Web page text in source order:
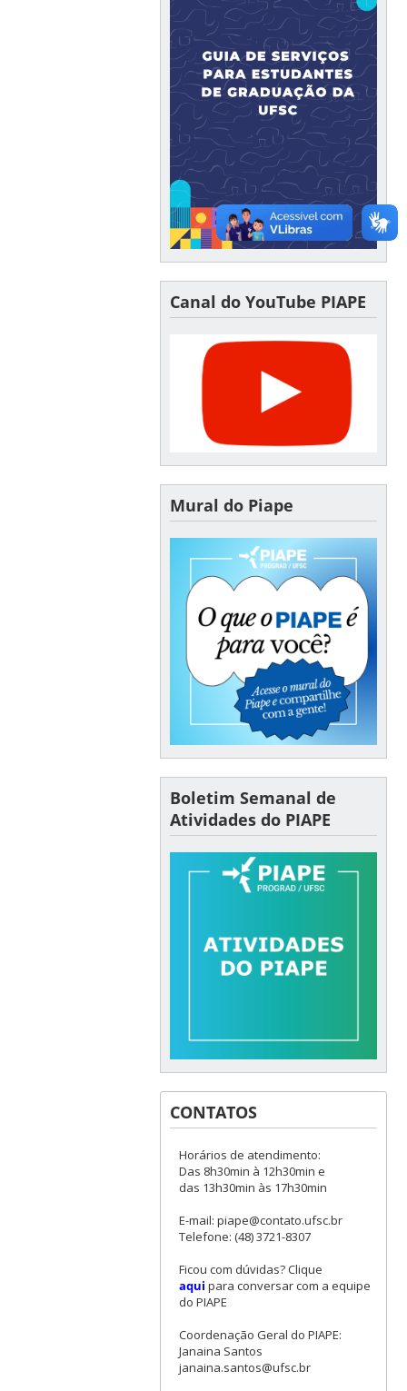
Canal do YouTube PIAPE
Mural do Piape
Boletim Semanal de
Atividades do PIAPE
CONTATOS
Horários de atendimento:
Das 8h30min à 12h30min e
das 13h30min às 17h30min
E-mail: piape@contato.ufsc.br
Telefone: (48) 3721-8307
Ficou com dúvidas? Clique
aqui para conversar com a equipe
do PIAPE
Coordenação Geral do PIAPE:
Janaina Santos
janaina.santos@ufsc.br